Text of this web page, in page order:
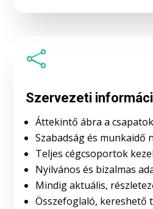

Szervezeti
Áttekintő ábra a
Szabadság és munkaidő
Teljes cégcsoportok
Nyilvános és bizalmas
Mindig aktuális,
Összefoglaló, kereshető